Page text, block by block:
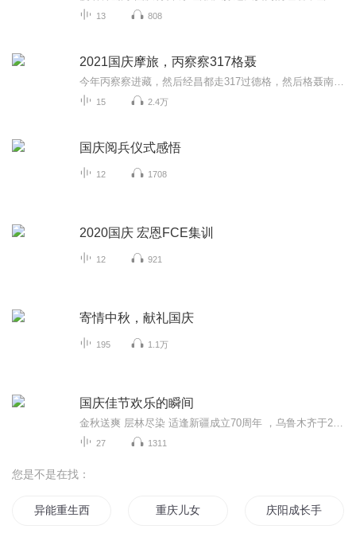
13 808
2021国庆摩旅，丙察察317格聂
15 2.4万
国庆阅兵仪式感悟
12 1708
2020国庆 宏恩FCE集训
12 921
寄情中秋，献礼国庆
195 1.1万
国庆佳节欢乐的瞬间
27 1311
您是不是在找：
异能重生西门庆 重庆儿女 庆阳成长手札